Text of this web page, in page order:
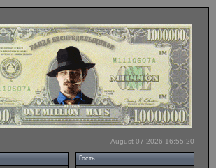
August 07 2026 16:55:20
Гость